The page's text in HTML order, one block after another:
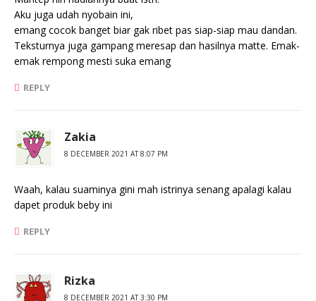
Aku juga udah nyobain ini,
emang cocok banget biar gak ribet pas siap-siap mau dandan.
Teksturnya juga gampang meresap dan hasilnya matte. Emak-
emak rempong mesti suka emang
REPLY
Zakia
8 DECEMBER 2021 AT 8:07 PM
Waah, kalau suaminya gini mah istrinya senang apalagi kalau
dapet produk beby ini
REPLY
Rizka
8 DECEMBER 2021 AT 3:30 PM